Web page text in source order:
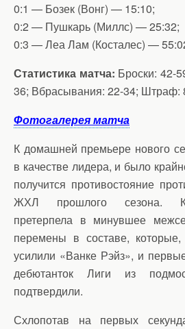
0:1 — Бозек (Вонг) — 15:10;
0:2 — Пушкарь (Миллс) — 25:32;
0:3 — Леа Лам (Косталес) —
Статистика матча: Броски: 42-
36; Вбрасывания: 22-34; Штраф:
Фотогалереяматча
К домашней премьере нового
в качестве лидера, и было
получится противостояние
ЖХЛ прошлого сезона.
претерпела в минувшее
перемены в составе,
усилили «Ванке Рэйз», и
дебютанток Лиги из
подтвердили.
Схлопотав на первых